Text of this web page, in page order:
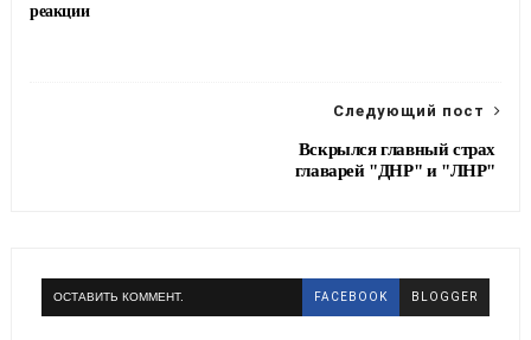
реакции
Следующий пост
Вскрылся главный страх
главарей "ДНР" и "ЛНР"
ОСТАВИТЬ КОММЕНТ. FACEBOOK BLOGGER